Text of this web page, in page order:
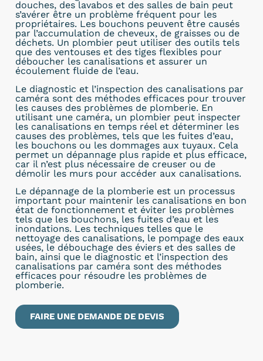
douches, des lavabos et des salles de bain peut
s’avérer être un problème fréquent pour les
propriétaires. Les bouchons peuvent être causés
par l’accumulation de cheveux, de graisses ou de
déchets. Un plombier peut utiliser des outils tels
que des ventouses et des tiges flexibles pour
déboucher les canalisations et assurer un
écoulement fluide de l’eau.
Le diagnostic et l’inspection des canalisations par
caméra sont des méthodes efficaces pour trouver
les causes des problèmes de plomberie. En
utilisant une caméra, un plombier peut inspecter
les canalisations en temps réel et déterminer les
causes des problèmes, tels que les fuites d’eau,
les bouchons ou les dommages aux tuyaux. Cela
permet un dépannage plus rapide et plus efficace,
car il n’est plus nécessaire de creuser ou de
démolir les murs pour accéder aux canalisations.
Le dépannage de la plomberie est un processus
important pour maintenir les canalisations en bon
état de fonctionnement et éviter les problèmes
tels que les bouchons, les fuites d’eau et les
inondations. Les techniques telles que le
nettoyage des canalisations, le pompage des eaux
usées, le débouchage des éviers et des salles de
bain, ainsi que le diagnostic et l’inspection des
canalisations par caméra sont des méthodes
efficaces pour résoudre les problèmes de
plomberie.
FAIRE UNE DEMANDE DE DEVIS